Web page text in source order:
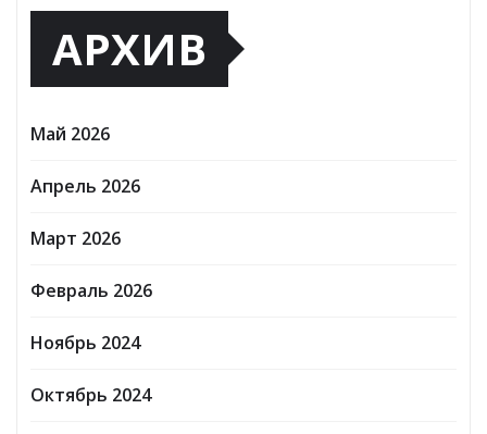
АРХИВ
Май 2026
Апрель 2026
Март 2026
Февраль 2026
Ноябрь 2024
Октябрь 2024